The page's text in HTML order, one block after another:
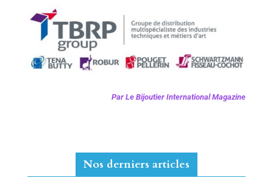
Par Le Bijoutier International Magazine
Nos derniers articles